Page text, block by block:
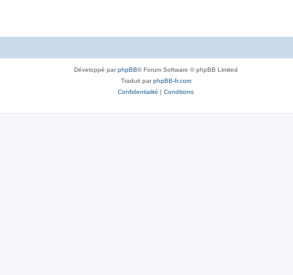
Développé parphpBB® Forum Software © phpBB Limited
Traduit parphpBB-fr.com
Confidentialité | Conditions